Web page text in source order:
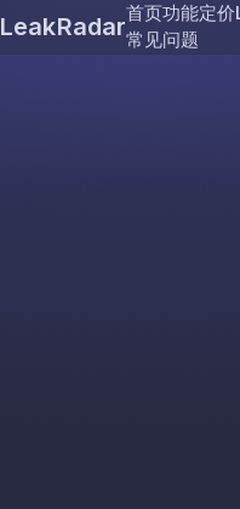
Skip to
LeakRadar首页功能定价
常见问题